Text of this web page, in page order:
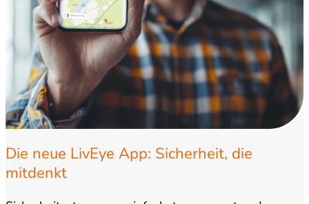
Die neue LivEye App: Sicherheit, die
mitdenkt